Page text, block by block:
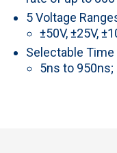
5 Voltage
±50V, ±25V,
Selectable Time
5ns to